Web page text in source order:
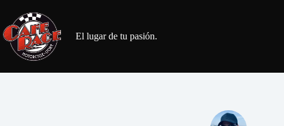
contenido
El lugar de tu pasión.